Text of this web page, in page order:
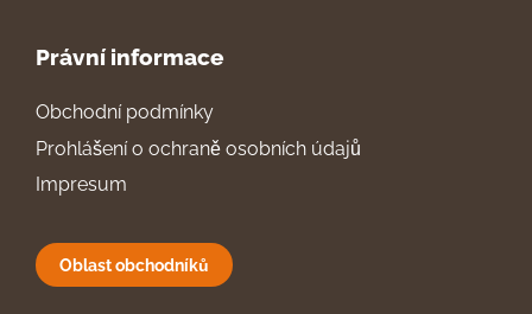
Právní informace
Obchodní podmínky
Prohlášení o ochraně osobních údajů
Impresum
Oblast obchodníků